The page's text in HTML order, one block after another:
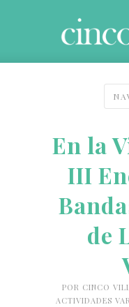
En la
III
de
POR CINCO
ACTIVIDADES